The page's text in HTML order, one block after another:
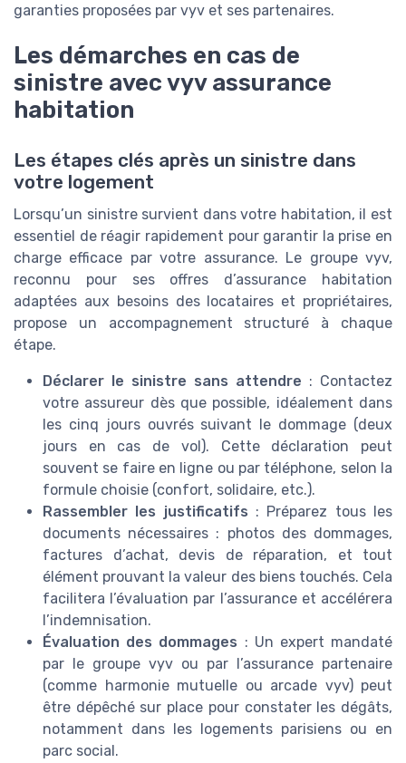
garanties proposées par vyv et ses partenaires.
Les démarches en cas de
sinistre avec vyv assurance
habitation
Les étapes clés après un sinistre dans
votre logement
Lorsqu’un sinistre survient dans votre habitation, il est
essentiel de réagir rapidement pour garantir la prise en
charge efficace par votre assurance. Le groupe vyv,
reconnu pour ses offres d’assurance habitation
adaptées aux besoins des locataires et propriétaires,
propose un accompagnement structuré à chaque
étape.
Déclarer le sinistre sans attendre : Contactez
votre assureur dès que possible, idéalement dans
les cinq jours ouvrés suivant le dommage (deux
jours en cas de vol). Cette déclaration peut
souvent se faire en ligne ou par téléphone, selon la
formule choisie (confort, solidaire, etc.).
Rassembler les justificatifs : Préparez tous les
documents nécessaires : photos des dommages,
factures d’achat, devis de réparation, et tout
élément prouvant la valeur des biens touchés. Cela
facilitera l’évaluation par l’assurance et accélérera
l’indemnisation.
Évaluation des dommages : Un expert mandaté
par le groupe vyv ou par l’assurance partenaire
(comme harmonie mutuelle ou arcade vyv) peut
être dépêché sur place pour constater les dégâts,
notamment dans les logements parisiens ou en
parc social.